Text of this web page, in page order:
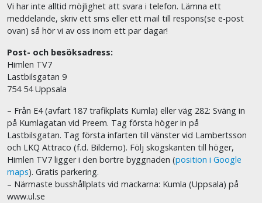
Vi har inte alltid möjlighet att svara i telefon. Lämna ett
meddelande, skriv ett sms eller ett mail till respons(se e-post
ovan) så hör vi av oss inom ett par dagar!
Post- och besöksadress:
Himlen TV7
Lastbilsgatan 9
754 54 Uppsala
– Från E4 (avfart 187 trafikplats Kumla) eller väg 282: Sväng in
på Kumlagatan vid Preem. Tag första höger in på
Lastbilsgatan. Tag första infarten till vänster vid Lambertsson
och LKQ Attraco (f.d. Bildemo). Följ skogskanten till höger,
Himlen TV7 ligger i den bortre byggnaden (position i Google
maps). Gratis parkering.
– Närmaste busshållplats vid mackarna: Kumla (Uppsala) på
www.ul.se